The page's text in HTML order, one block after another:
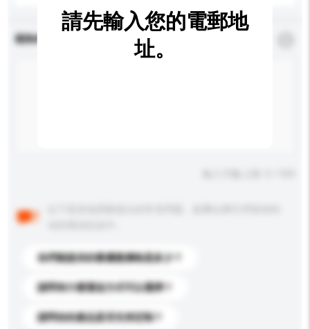
查詢內容
你們能提供的最優惠價格是多少？
請問有什麼運送方式可以選擇？
請問你的產品是否支持定制？
請先輸入您的電郵地
址。